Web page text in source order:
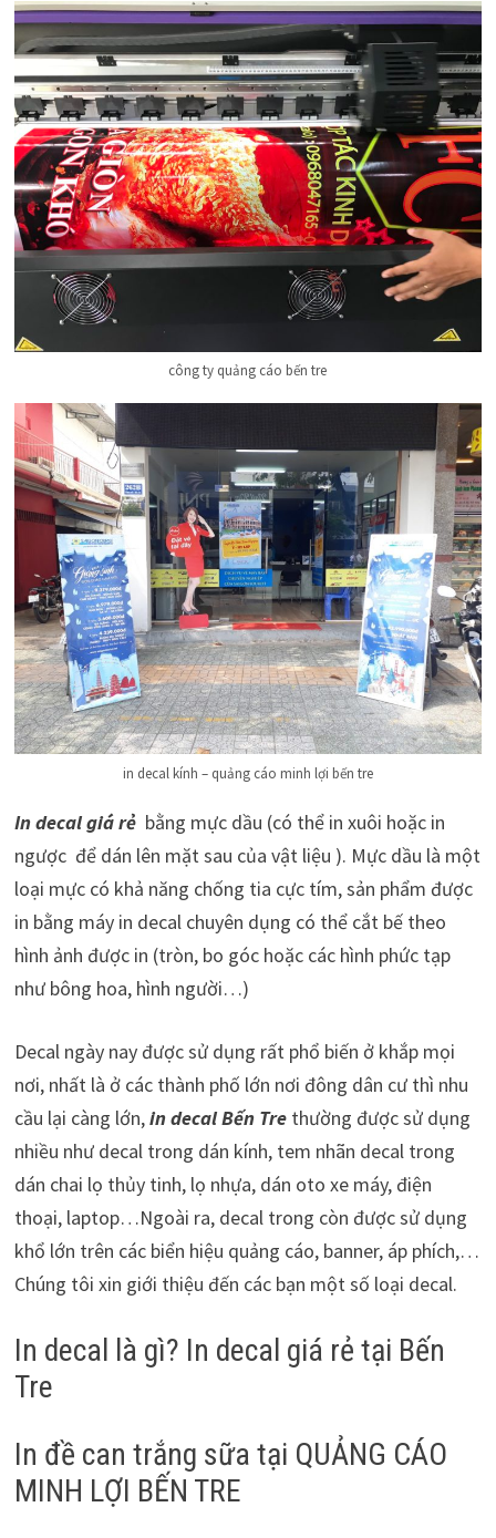
công ty quảng cáo bến tre
in decal kính – quảng cáo minh lợi bến tre
In decal giá rẻ bằng mực dầu (có thể in xuôi hoặc in
ngược để dán lên mặt sau của vật liệu ). Mực dầu là một
loại mực có khả năng chống tia cực tím, sản phẩm được
in bằng máy in decal chuyên dụng có thể cắt bế theo
hình ảnh được in (tròn, bo góc hoặc các hình phức tạp
như bông hoa, hình người…)
Decal ngày nay được sử dụng rất phổ biến ở khắp mọi
nơi, nhất là ở các thành phố lớn nơi đông dân cư thì nhu
cầu lại càng lớn,in decal Bến Trethường được sử dụng
nhiều như decal trong dán kính, tem nhãn decal trong
dán chai lọ thủy tinh, lọ nhựa, dán oto xe máy, điện
thoại, laptop…Ngoài ra, decal trong còn được sử dụng
khổ lớn trên các biển hiệu quảng cáo, banner, áp phích,…
Chúng tôi xin giới thiệu đến các bạn một số loại decal.
In decal là gì? In decal giá rẻ tại Bến
Tre
In đề can trắng sữa tại QUẢNG CÁO
MINH LỢI BẾN TRE